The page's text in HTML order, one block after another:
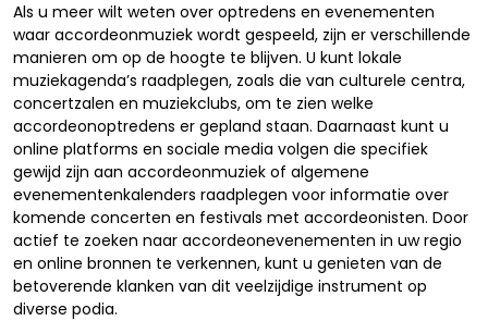
Als u meer wilt weten over optredens en evenementen
waar accordeonmuziek wordt gespeeld, zijn er verschillende
manieren om op de hoogte te blijven. U kunt lokale
muziekagenda’s raadplegen, zoals die van culturele centra,
concertzalen en muziekclubs, om te zien welke
accordeonoptredens er gepland staan. Daarnaast kunt u
online platforms en sociale media volgen die specifiek
gewijd zijn aan accordeonmuziek of algemene
evenementenkalenders raadplegen voor informatie over
komende concerten en festivals met accordeonisten. Door
actief te zoeken naar accordeonevenementen in uw regio
en online bronnen te verkennen, kunt u genieten van de
betoverende klanken van dit veelzijdige instrument op
diverse podia.